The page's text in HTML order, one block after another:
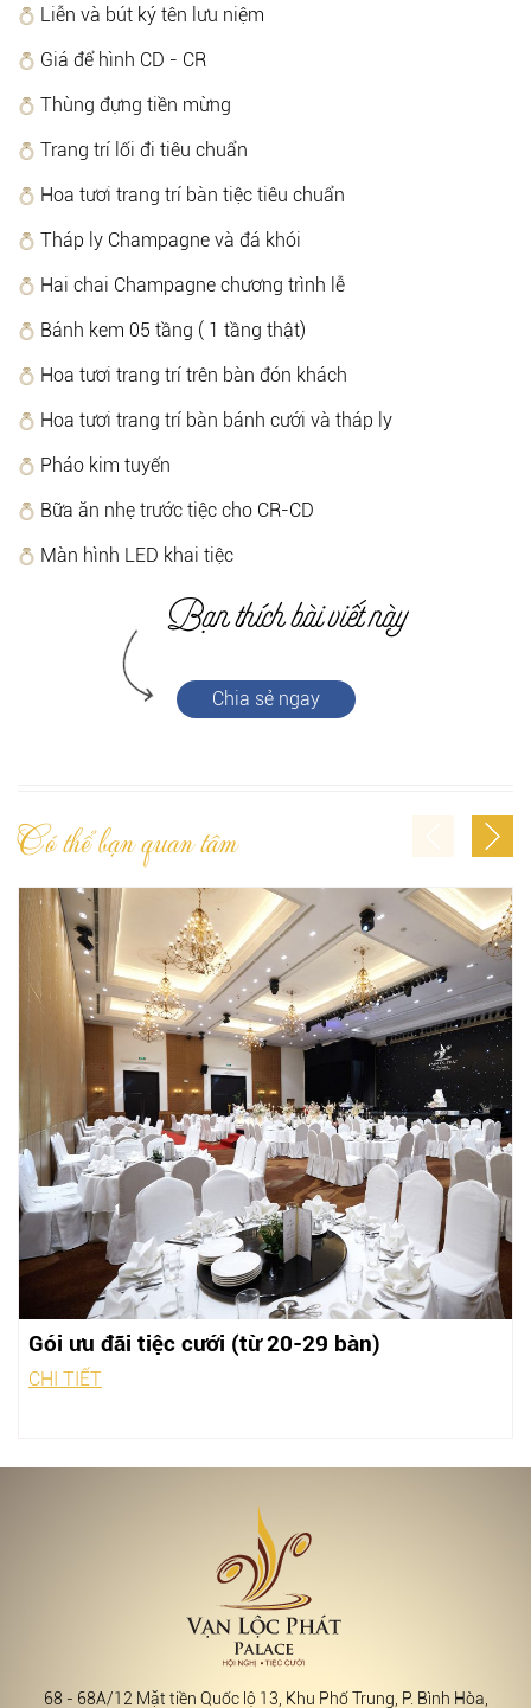
Liễn và bút ký tên lưu niệm
Giá để hình CD - CR
Thùng đựng tiền mừng
Trang trí lối đi tiêu chuẩn
Hoa tươi trang trí bàn tiệc tiêu chuẩn
Tháp ly Champagne và đá khói
Hai chai Champagne chương trình lễ
Bánh kem 05 tầng ( 1 tầng thật)
Hoa tươi trang trí trên bàn đón khách
Hoa tươi trang trí bàn bánh cưới và tháp ly
Pháo kim tuyến
Bữa ăn nhẹ trước tiệc cho CR-CD
Màn hình LED khai tiệc
Chia sẻ ngay
Có thể bạn quan tâm
Gói ưu đãi tiệc cưới (từ 20-29 bàn)
CHI TIẾT
68 - 68A/12 Mặt tiền Quốc lộ 13, Khu Phố Trung, P. Bình Hòa,